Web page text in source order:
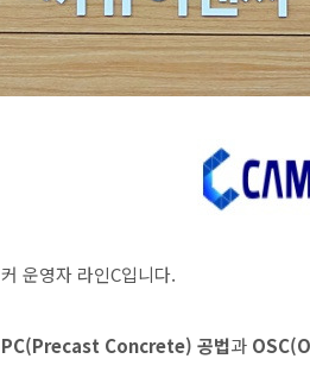
운영자 라인C입니다.
PC(Precast Concrete) 공법과